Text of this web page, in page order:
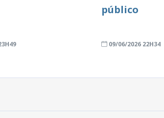
público
09/06/2026 22H34